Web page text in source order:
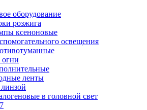
оборудование
розжига
ксеноновые
освещения
ленты
в головной свет